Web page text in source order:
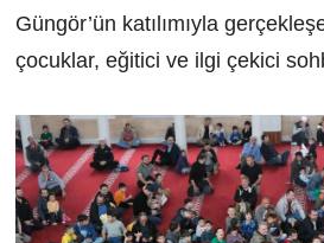
Güngör’ün katılımıyla
çocuklar, eğitici ve ilgi çekici